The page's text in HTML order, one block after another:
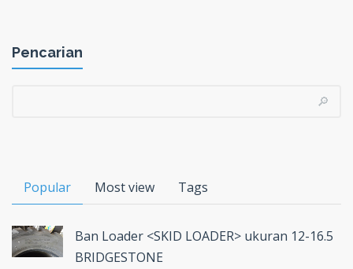
Pencarian
Popular Most view Tags
Ban Loader <SKID LOADER> ukuran 12-16.5
BRIDGESTONE